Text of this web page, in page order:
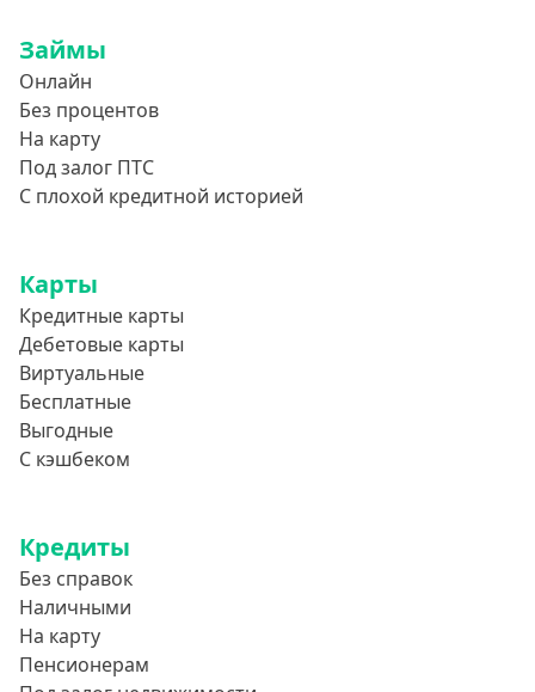
Займы
Онлайн
Без процентов
На карту
Под залог ПТС
С плохой кредитной историей
Карты
Кредитные карты
Дебетовые карты
Виртуальные
Бесплатные
Выгодные
С кэшбеком
Кредиты
Без справок
Наличными
На карту
Пенсионерам